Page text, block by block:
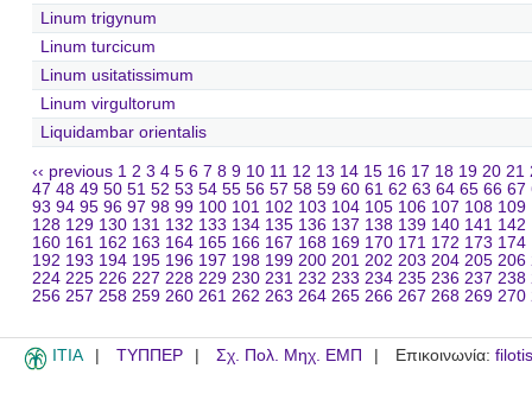
Linum trigynum
Linum turcicum
Linum usitatissimum
Linum virgultorum
Liquidambar orientalis
‹‹ previous 1 2 3 4 5 6 7 8 9 10 11 12 13 14 15 16 17 18 19 20 21
47 48 49 50 51 52 53 54 55 56 57 58 59 60 61 62 63 64 65 66 67
93 94 95 96 97 98 99 100 101 102 103 104 105 106 107 108 109
128 129 130 131 132 133 134 135 136 137 138 139 140 141 142
160 161 162 163 164 165 166 167 168 169 170 171 172 173 174
192 193 194 195 196 197 198 199 200 201 202 203 204 205 206
224 225 226 227 228 229 230 231 232 233 234 235 236 237 238
256 257 258 259 260 261 262 263 264 265 266 267 268 269 270
ITIA ΤΥΠΠΕΡ Σχ. Πολ. Μηχ. ΕΜΠ Επικοινωνία: